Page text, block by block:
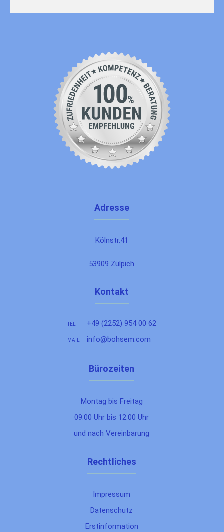
Adresse
Kölnstr.41
53909 Zülpich
Kontakt
TEL +49 (2252) 954 00 62
MAIL info@bohsem.com
Bürozeiten
Montag bis Freitag
09:00 Uhr bis 12:00 Uhr
und nach Vereinbarung
Rechtliches
Impressum
Datenschutz
Erstinformation